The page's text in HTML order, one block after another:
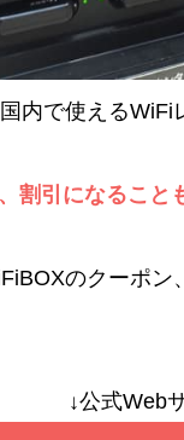
内で使えるWiFi
割引になること
のクーポ
↓公式Web